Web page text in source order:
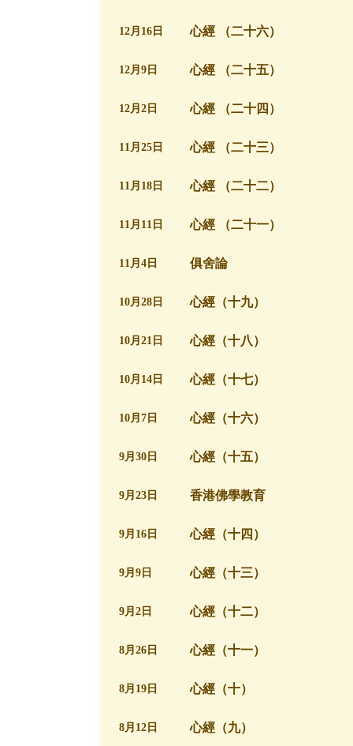
12月16日 心經 （二十六）
12月9日 心經 （二十五）
12月2日 心經 （二十四）
11月25日 心經 （二十三）
11月18日 心經 （二十二）
11月11日 心經 （二十一）
11月4日 俱舍論
10月28日 心經（十九）
10月21日 心經（十八）
10月14日 心經（十七）
10月7日 心經（十六）
9月30日 心經（十五）
9月23日 香港佛學教育
9月16日 心經（十四）
9月9日 心經（十三）
9月2日 心經（十二）
8月26日 心經（十一）
8月19日 心經（十）
8月12日 心經（九）